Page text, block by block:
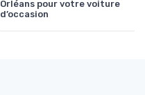
Orléans pour votre voiture
d’occasion